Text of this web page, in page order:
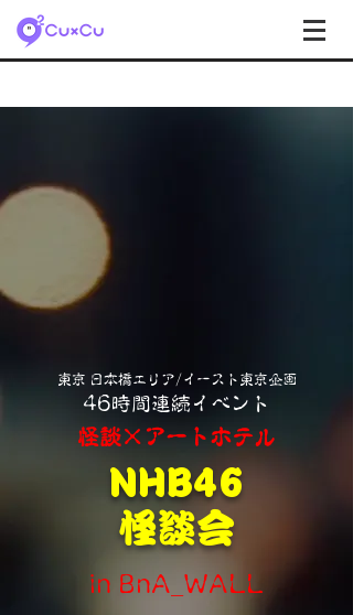
東京 日本橋エリア/イースト東京企画
46時間連続イベント
怪談×アートホテル
NHB46
怪談会
in BnA_WALL